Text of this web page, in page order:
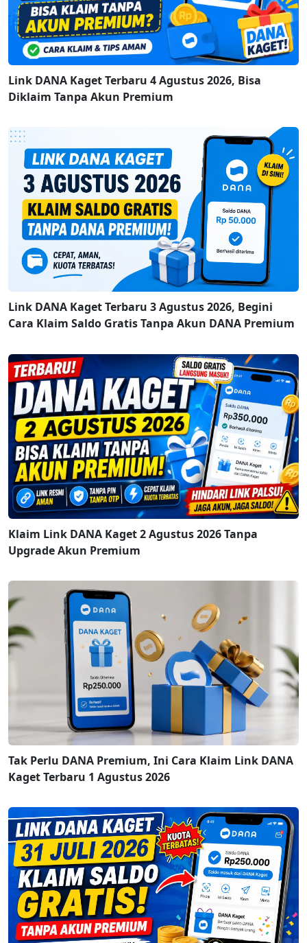
Link DANA Kaget Terbaru 4 Agustus 2026, Bisa
Diklaim Tanpa Akun Premium
Link DANA Kaget Terbaru 3 Agustus 2026, Begini
Cara Klaim Saldo Gratis Tanpa Akun DANA Premium
Klaim Link DANA Kaget 2 Agustus 2026 Tanpa
Upgrade Akun Premium
Tak Perlu DANA Premium, Ini Cara Klaim Link DANA
Kaget Terbaru 1 Agustus 2026